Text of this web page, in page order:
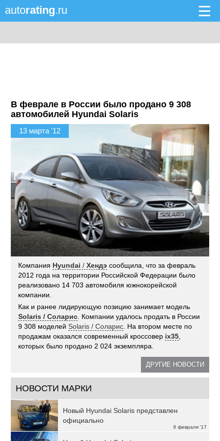
autorating.ru
В феврале в России было продано 9 308
автомобилей Hyundai Solaris
13 марта '12
Компания Hyundai /Хендэ сообщила, что за февраль
2012 года на территории Российской Федерации было
реализовано 14 703 автомобиля южнокорейской
компании.
Как и ранее лидирующую позицию занимает модель
Solaris / Соларис . Компании удалось продать в России
9 308 моделей Solaris / Соларис . На втором месте по
продажам оказался современный кроссовер ix35
которых было продано 2 024 экземпляра.
ДРУГИЕ НОВОСТИ
НОВОСТИ МАРКИ
6 февраля '17
Новый Hyundai Solaris представлен
официально